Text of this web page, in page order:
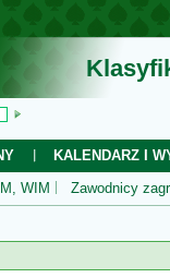
KALENDARZ I
WIM Zawodnicy